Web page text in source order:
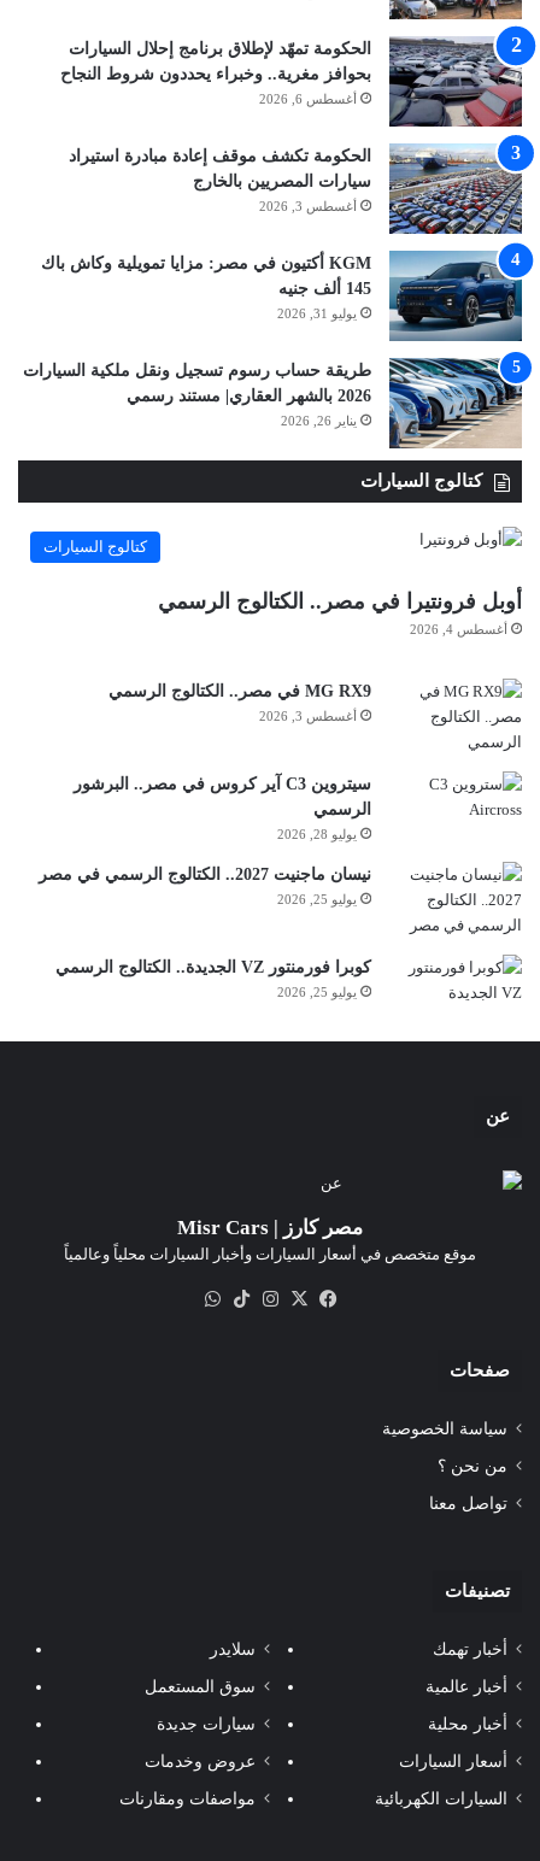
الحكومة تمهّد لإطلاق برنامج إحلال السيارات
بحوافز مغرية.. وخبراء يحددون شروط النجاح
أغسطس 6, 2026
الحكومة تكشف موقف إعادة مبادرة استيراد
سيارات المصريين بالخارج
أغسطس 3, 2026
KGM أكتيون في مصر: مزايا تمويلية وكاش باك
145 ألف جنيه
يوليو 31, 2026
طريقة حساب رسوم تسجيل ونقل ملكية السيارات
2026 بالشهر العقاري| مستند رسمي
يناير 26, 2026
كتالوج السيارات
كتالوج السيارات
أوبل فرونتيرا في مصر.. الكتالوج الرسمي
أغسطس 4, 2026
MG RX9 في مصر.. الكتالوج الرسمي
أغسطس 3, 2026
سيتروين C3 آير كروس في مصر.. البرشور
الرسمي
يوليو 28, 2026
نيسان ماجنيت 2027.. الكتالوج الرسمي في مصر
يوليو 25, 2026
كوبرا فورمنتور VZ الجديدة.. الكتالوج الرسمي
يوليو 25, 2026
عن
مصر كارز | Misr Cars
موقع متخصص في أسعار السيارات وأخبار السيارات محلياً وعالمياً
فيسبوك
‫X انستقرام‫TikTok
صفحات
سياسة الخصوصية
من نحن ؟
تواصل معنا
تصنيفات
أخبار تهمك
أخبار عالمية
أخبار محلية
أسعار السيارات
السيارات الكهربائية
سلايدر
سوق المستعمل
سيارات جديدة
عروض وخدمات
مواصفات ومقارنات